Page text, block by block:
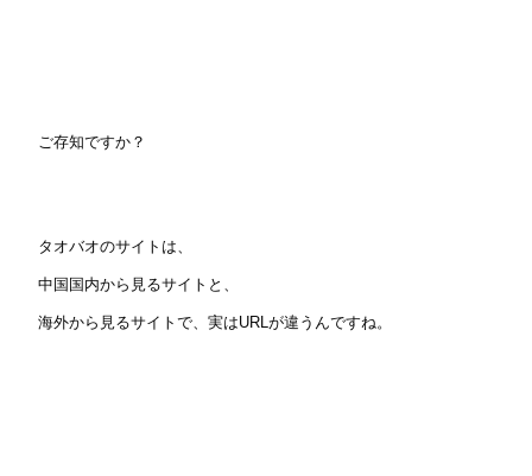
ご存知ですか？
タオバオのサイトは、
中国国内から見るサイトと、
海外から見るサイトで、実はURLが違うんですね。